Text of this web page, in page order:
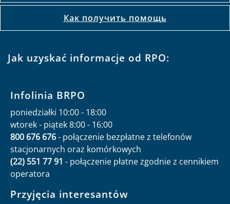
Как получить помощь
Jak uzyskać informacje od RPO:
Infolinia BRPO
poniedziałki 10:00 - 18:00
wtorek - piątek 8:00 - 16:00
800 676 676- połączenie bezpłatne z telefonów
stacjonarnych oraz komórkowych
(22) 551 77 91 - połączenie płatne zgodnie z cennikiem
operatora
Przyjęcia interesantów